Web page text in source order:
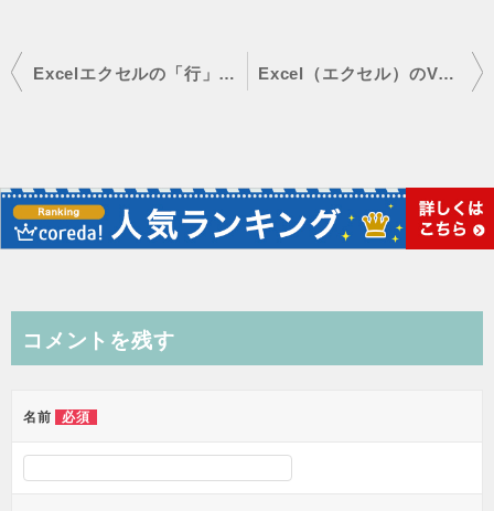
投
ビ
ゲ
ョ
ン
Excelエクセルの「行」と「列」どっちが縦でどっちが横？ Excel（エクセル）のVLOOKUP関数で別シートのデータを参照指定して取り出す
コメントを残す
名前 必須